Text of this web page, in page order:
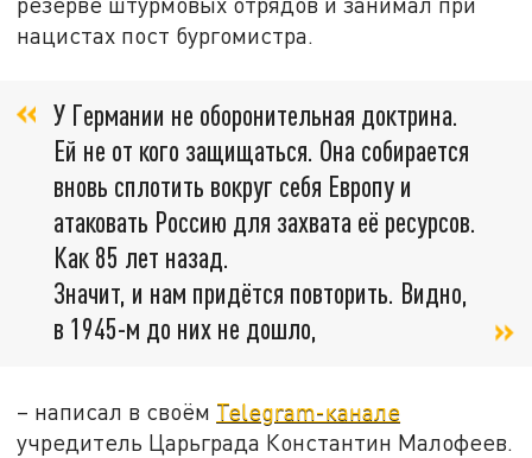
нацистах пост бургомистра.
У Германии не оборонительная доктрина.
Ей не от кого защищаться. Она собирается
вновь сплотить вокруг себя Европу и
атаковать Россию для захвата её ресурсов.
Как 85 лет назад.
Значит, и нам придётся повторить. Видно,
в 1945-м до них не дошло,
– написал в своём Telegram-канале
учредитель Царьграда Константин Малофеев.